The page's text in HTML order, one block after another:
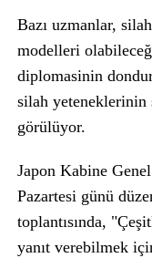
Bazı uzmanlar,
modelleri
diplomasinin
silah
görülüyor.
Japon Kabine
Pazartesi günü
toplantısında,
yanıt verebilmek